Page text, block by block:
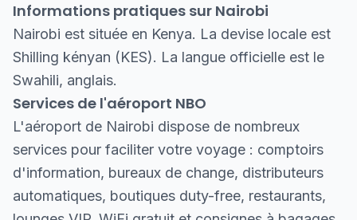
Informations pratiques sur Nairobi
Nairobi est située en Kenya. La devise locale est
Shilling kényan (KES). La langue officielle est le
Swahili, anglais.
Services de l'aéroport NBO
L'aéroport de Nairobi dispose de nombreux
services pour faciliter votre voyage : comptoirs
d'information, bureaux de change, distributeurs
automatiques, boutiques duty-free, restaurants,